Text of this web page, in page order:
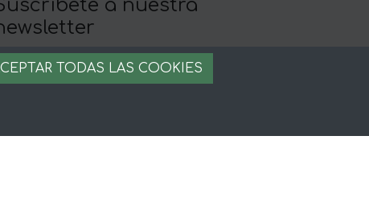
a nuestra
llévate 5% de descuento en tu primera
TODAS LAS COOKIES